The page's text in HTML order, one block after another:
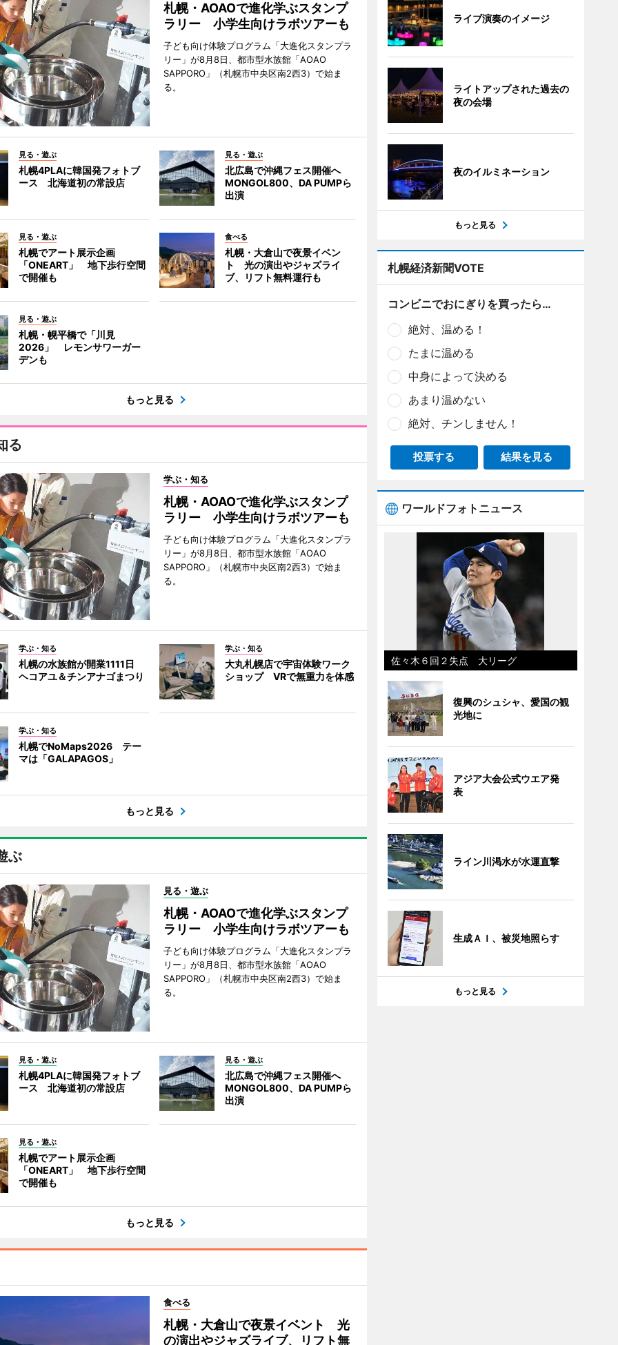
札幌・AOAOで進化学ぶスタンプ
ラリー 小学生向けラボツアーも
子ども向け体験プログラム「大進化スタンプラ
リー」が8月8日、都市型水族館「AOAO
SAPPORO」（札幌市中央区南2西3）で始ま
る。
見る・遊ぶ
札幌4PLAに韓国発フォトブ
ース 北海道初の常設店
見る・遊ぶ
北広島で沖縄フェス開催へ
MONGOL800、DA PUMPら
出演
見る・遊ぶ
札幌でアート展示企画
「ONEART」 地下歩行空間
で開催も
食べる
札幌・大倉山で夜景イベン
ト 光の演出やジャズライ
ブ、リフト無料運行も
見る・遊ぶ
札幌・幌平橋で「川見
2026」 レモンサワーガー
デンも
もっと見る
る
学ぶ・知る
札幌・AOAOで進化学ぶスタンプ
ラリー 小学生向けラボツアーも
子ども向け体験プログラム「大進化スタンプラ
リー」が8月8日、都市型水族館「AOAO
SAPPORO」（札幌市中央区南2西3）で始ま
る。
学ぶ・知る
札幌の水族館が開業1111日
ヘコアユ＆チンアナゴまつり
学ぶ・知る
大丸札幌店で宇宙体験ワーク
ショップ VRで無重力を体感
学ぶ・知る
札幌でNoMaps2026 テー
マは「GALAPAGOS」
もっと見る
ぶ
見る・遊ぶ
札幌・AOAOで進化学ぶスタンプ
ラリー 小学生向けラボツアーも
子ども向け体験プログラム「大進化スタンプラ
リー」が8月8日、都市型水族館「AOAO
SAPPORO」（札幌市中央区南2西3）で始ま
る。
見る・遊ぶ
札幌4PLAに韓国発フォトブ
ース 北海道初の常設店
見る・遊ぶ
北広島で沖縄フェス開催へ
MONGOL800、DA PUMPら
出演
見る・遊ぶ
札幌でアート展示企画
「ONEART」 地下歩行空間
で開催も
もっと見る
食べる
札幌・大倉山で夜景イベント 光
の演出やジャズライブ、リフト無
ライブ演奏のイメージ
ライトアップされた過去の
夜の会場
夜のイルミネーション
もっと見る
札幌経済新聞VOTE
コンビニでおにぎりを買ったら…
絶対、温める！
たまに温める
中身によって決める
あまり温めない
絶対、チンしません！
投票する 結果を見る
ワールドフォトニュース
佐々木６回２失点 大リーグ
復興のシュシャ、愛国の観
光地に
アジア大会公式ウエア発
表
ライン川渇水が水運直撃
生成ＡＩ、被災地照らす
もっと見る